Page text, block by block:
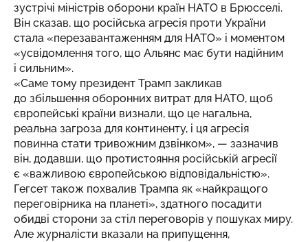
зустрічі міністрів оборони країн НАТО в Брюсселі.
Він сказав, що російська агресія проти України
стала «перезавантаженням для НАТО» і моментом
«усвідомлення того, що Альянс має бути надійним
і сильним».
«Саме тому президент Трамп закликав
до збільшення оборонних витрат для НАТО, щоб
європейські країни визнали, що це нагальна,
реальна загроза для континенту, і ця агресія
повинна стати тривожним дзвінком», — зазначив
він, додавши, що протистояння російській агресії
є «важливою європейською відповідальністю».
Гегсет також похвалив Трампа як «найкращого
переговірника на планеті», здатного посадити
обидві сторони за стіл переговорів у пошуках миру.
Але журналісти вказали на припущення,